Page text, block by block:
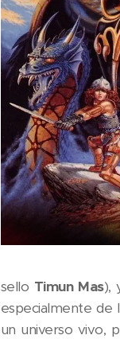
sello Timun Mas),
especialmente de
un universo vivo,